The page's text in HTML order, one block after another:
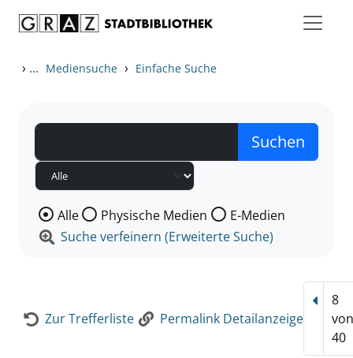
› ... Mediensuche › Einfache Suche
Wählen Sie die Medienart nach der Sie suchen wollen.
Alle Physische Medien
E-Medien
Suche verfeinern (Erweiterte Suche)
Zur Trefferliste Permalink Detailanzeige
8
40